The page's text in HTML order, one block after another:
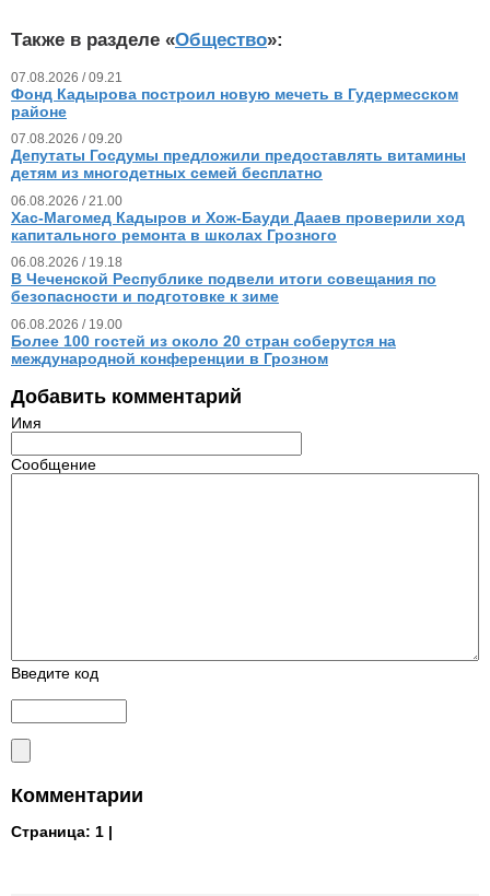
Также в разделе «Общество»:
07.08.2026 / 09.21
Фонд Кадырова построил новую мечеть в Гудермесском
районе
07.08.2026 / 09.20
Депутаты Госдумы предложили предоставлять витамины
детям из многодетных семей бесплатно
06.08.2026 / 21.00
Хас-Магомед Кадыров и Хож-Бауди Дааев проверили ход
капитального ремонта в школах Грозного
06.08.2026 / 19.18
В Чеченской Республике подвели итоги совещания по
безопасности и подготовке к зиме
06.08.2026 / 19.00
Более 100 гостей из около 20 стран соберутся на
международной конференции в Грозном
Добавить комментарий
Имя
Сообщение
Введите код
Комментарии
Страница: 1 |